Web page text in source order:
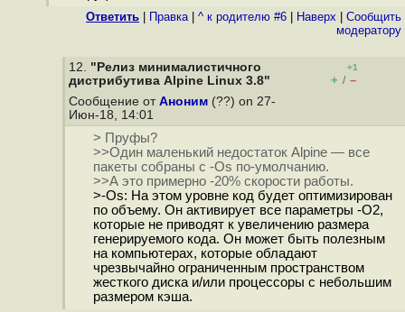
Ответить Правка| ^ к родителю #6 Наверх
Cообщить
модератору
12. "Релиз минималистичного
дистрибутива Alpine Linux 3.8"
+1
+ / –
Сообщение от Аноним (??) on 27-
Июн-18, 14:01
> Пруфы?
>>Один маленький недостаток Alpine — все
пакеты собраны с -Os по-умолчанию.
>>А это примерно -20% скорости работы.
>-Os: На этом уровне код будет оптимизирован
по объему. Он активирует все параметры -O2,
которые не приводят к увеличению размера
генерируемого кода. Он может быть полезным
на компьютерах, которые обладают
чрезвычайно ограниченным пространством
жесткого диска и/или процессоры с небольшим
размером кэша.